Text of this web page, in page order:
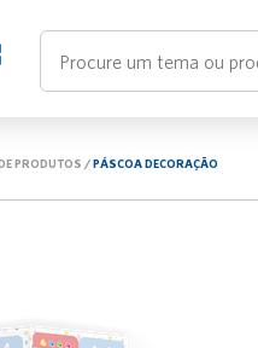
PRODUTOS /PÁSCOA DECORAÇÃO